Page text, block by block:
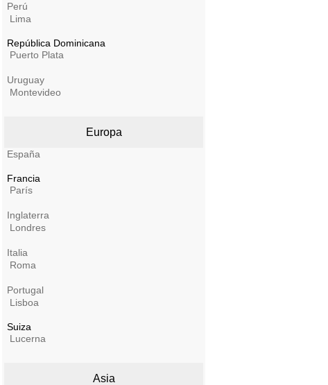
Perú
Lima
República Dominicana
Puerto Plata
Uruguay
Montevideo
Europa
España
Francia
París
Inglaterra
Londres
Italia
Roma
Portugal
Lisboa
Suiza
Lucerna
Asia